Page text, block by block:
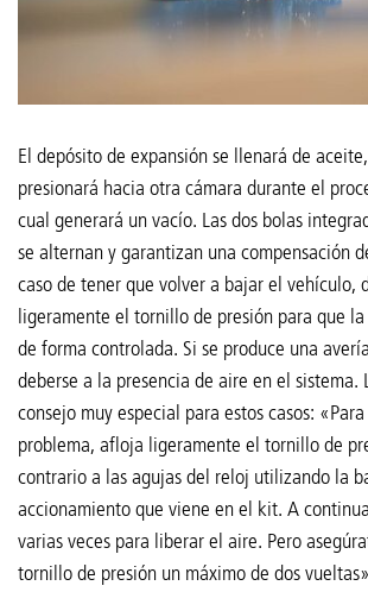
El depósito de expansión se llenará de
presionará hacia otra cámara durante el
cual generará un vacío. Las dos bolas
se alternan y garantizan una compensación
caso de tener que volver a bajar el vehículo,
ligeramente el tornillo de presión para que
de forma controlada. Si se produce una
deberse a la presencia de aire en el sistema.
consejo muy especial para estos casos:
problema, afloja ligeramente el tornillo de
contrario a las agujas del reloj utilizando la
accionamiento que viene en el kit. A
varias veces para liberar el aire. Pero
tornillo de presión un máximo de dos